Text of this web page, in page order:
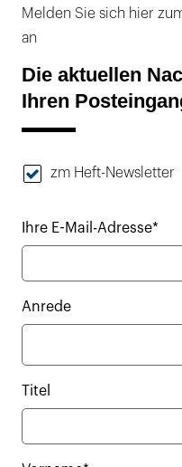
Melden Sie sich hier
an
Die aktuellen
Ihren
zm Heft-Newsletter
Ihre E-Mail-Adresse*
Anrede
Titel